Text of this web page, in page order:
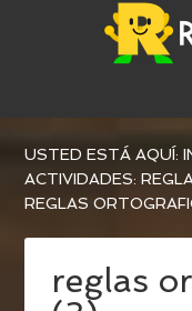
USTED ESTÁ AQUÍ:
ACTIVIDADES:
REGLAS
reglas